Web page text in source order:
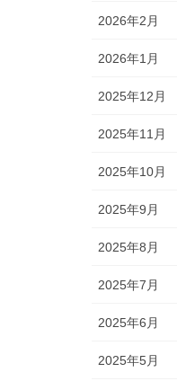
2026年2月
2026年1月
2025年12月
2025年11月
2025年10月
2025年9月
2025年8月
2025年7月
2025年6月
2025年5月